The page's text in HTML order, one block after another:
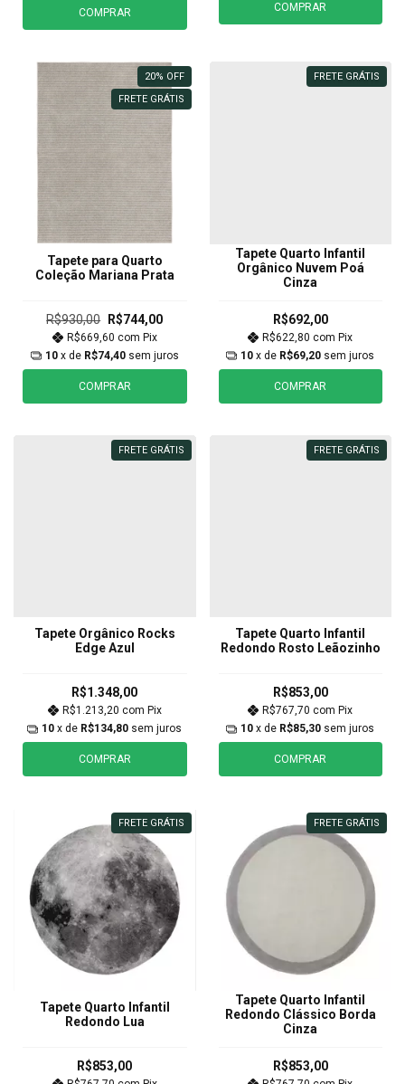
COMPRAR COMPRAR
20% OFF
FRETE GRÁTIS
Tapete para Quarto
Coleção Mariana Prata
R$930,00 R$744,00
R$669,60 com Pix
10 x de R$74,40 sem juros
COMPRAR
FRETE GRÁTIS
Tapete Quarto Infantil
Orgânico Nuvem Poá
Cinza
R$692,00
R$622,80com Pix
10 x de R$69,20 sem juros
COMPRAR
FRETE GRÁTIS
Tapete Orgânico Rocks
Edge Azul
R$1.348,00
R$1.213,20 com Pix
10 x de R$134,80 sem juros
COMPRAR
FRETE GRÁTIS
Tapete Quarto Infantil
Redondo Rosto Leãozinho
R$853,00
R$767,70com Pix
10 x de R$85,30 sem juros
COMPRAR
FRETE GRÁTIS
Tapete Quarto Infantil
Redondo Lua
R$853,00
FRETE GRÁTIS
Tapete Quarto Infantil
Redondo Clássico Borda
Cinza
R$853,00